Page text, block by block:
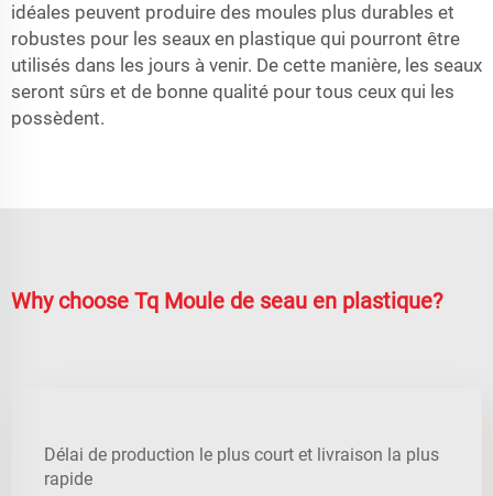
idéales peuvent produire des moules plus durables et
robustes pour les seaux en plastique qui pourront être
utilisés dans les jours à venir. De cette manière, les seaux
seront sûrs et de bonne qualité pour tous ceux qui les
possèdent.
Why choose Tq Moule de seau en plastique?
Délai de production le plus court et livraison la plus
rapide